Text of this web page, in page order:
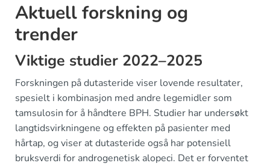
Aktuell forskning og
trender
Viktige studier 2022–2025
Forskningen på dutasteride viser lovende resultater,
spesielt i kombinasjon med andre legemidler som
tamsulosin for å håndtere BPH. Studier har undersøkt
langtidsvirkningene og effekten på pasienter med
hårtap, og viser at dutasteride også har potensiell
bruksverdi for androgenetisk alopeci. Det er forventet